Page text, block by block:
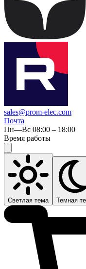
sales@prom-elec.com
Почта
Пн—Вс 08:00 – 18:00
Время работы
Светлая тема Темная